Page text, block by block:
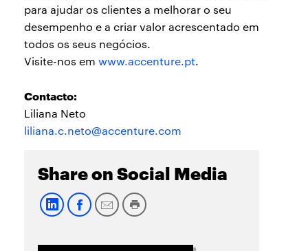
para ajudar os clientes a melhorar o seu
desempenho e a criar valor acrescentado em
todos os seus negócios.
Visite-nos em www.accenture.pt.
Contacto:
Liliana Neto
liliana.c.neto@accenture.com
Share on Social Media